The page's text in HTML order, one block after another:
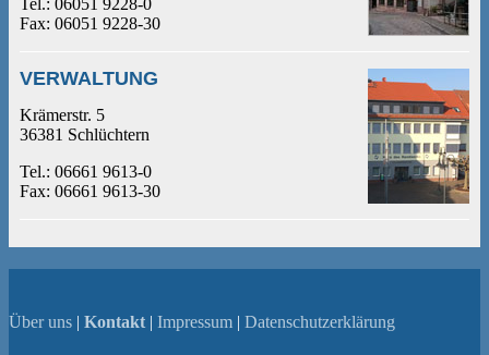
Tel.: 06051 9228-0
Fax: 06051 9228-30
VERWALTUNG
Krämerstr. 5
36381 Schlüchtern
Tel.: 06661 9613-0
Fax: 06661 9613-30
Über uns | Kontakt | Impressum | Datenschutzerklärung